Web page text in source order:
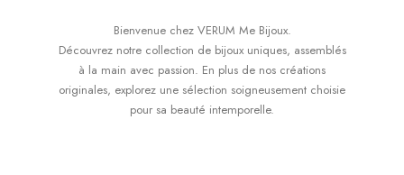
Bienvenue chez VERUM Me Bijoux.
Découvrez notre collection de bijoux uniques, assemblés
à la main avec passion. En plus de nos créations
originales, explorez une sélection soigneusement choisie
pour sa beauté intemporelle.